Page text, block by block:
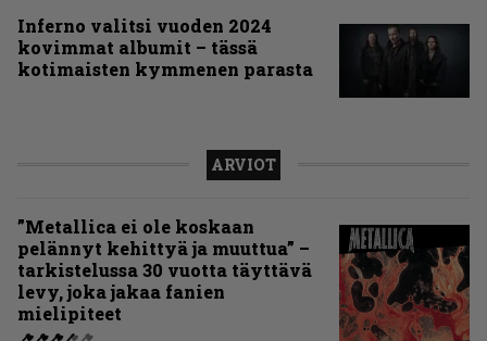
Inferno valitsi vuoden 2024
kovimmat albumit – tässä
kotimaisten kymmenen parasta
ARVIOT
”Metallica ei ole koskaan
pelännyt kehittyä ja muuttua” –
tarkistelussa 30 vuotta täyttävä
levy, joka jakaa fanien
mielipiteet